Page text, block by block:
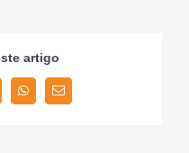
artigo
WhatsAppEmail